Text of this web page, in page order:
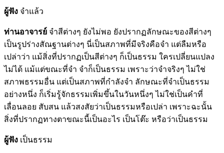
ผู้ฟัง จำแล้ว
ท่านอาจารย์ จำสีต่างๆ ยังไม่พอ ยังปรากฏลักษณะของสีต่างๆ
เป็นรูปร่างสัณฐานต่างๆ นี่เป็นสภาพที่มีจริงคือจำ แต่ลืมหรือ
เปล่าว่า แม้สิ่งที่ปรากฏเป็นสีต่างๆ ก็เป็นธรรม ใครเปลี่ยนแปลง
ไม่ได้ แม้แต่ขณะที่จำ จำก็เป็นธรรม เพราะว่าจำจริงๆ ไม่ใช่
สภาพธรรมอื่น แต่เป็นสภาพที่กำลังจำ ลักษณะที่จำเป็นธรรม
อย่างหนึ่ง ก็เริ่มรู้จักธรรมเพิ่มขึ้นในวันหนึ่งๆ ไม่ใช่เป็นคำที่
เลื่อนลอย สับสน แล้วสงสัยว่าเป็นธรรมหรือเปล่า เพราะฉะนั้น
สิ่งที่ปรากฏทางตาขณะนี้เป็นอะไร เป็นโต๊ะ หรือว่าเป็นธรรม
ผู้ฟัง เป็นธรรม